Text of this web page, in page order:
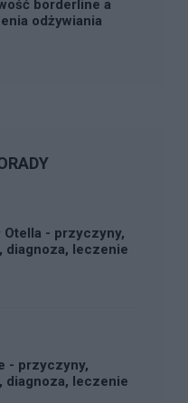
borderline a
odżywiania
Otella - przyczyny,
diagnoza, leczenie
- przyczyny,
diagnoza, leczenie